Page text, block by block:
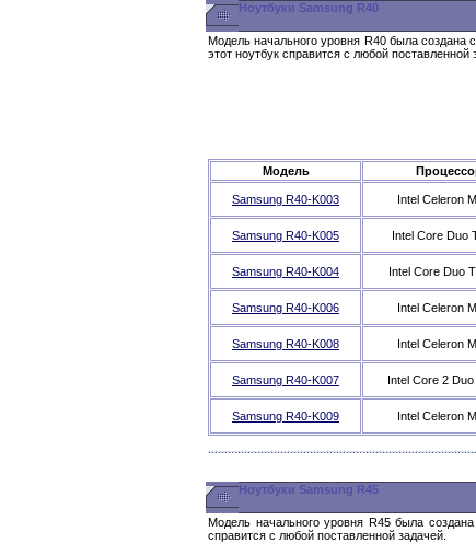
Ноутбуки Samsung R40
Модель начального уровня R40 была создана
этот ноутбук справится с любой поставленной
Модель
Samsung R40-K003 Intel Celeron
Samsung R40-K005 Intel Core Duo
Samsung R40-K004 Intel Core Duo
Samsung R40-K006 Intel Celeron
Samsung R40-K008 Intel Celeron
Samsung R40-K007 Intel Core 2
Samsung R40-K009 Intel Celeron
Ноутбуки Samsung R45
Модель начального уровня R45 была
справится с любой поставленной задачей.